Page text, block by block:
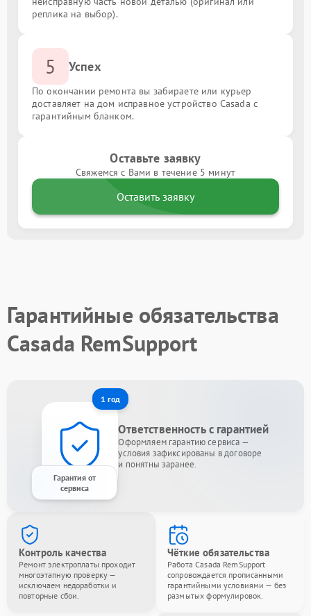
реплика на выбор).
5 Успех
По окончании ремонта вы забираете или курьер
доставляет на дом исправное устройство Casada с
гарантийным бланком.
Оставьте заявку
Свяжемся с Вами в течение 5 минут
Оставить заявку
Гарантийные обязательства
Casada RemSupport
1 год
Гарантия от
сервиса
Ответственность с гарантией
Оформляем гарантию сервиса —
условия зафиксированы в договоре
и понятны заранее.
Контроль качества
Ремонт электроплаты проходит
многоэтапную проверку —
исключаем недоработки и
повторные сбои.
Чёткие обязательства
Работа Casada RemSupport
сопровождается прописанными
гарантийными условиями — без
размытых формулировок.